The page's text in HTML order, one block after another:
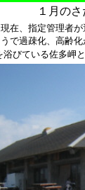
１月の
在、指定管理者
で過疎化、高齢
浴びている佐多岬